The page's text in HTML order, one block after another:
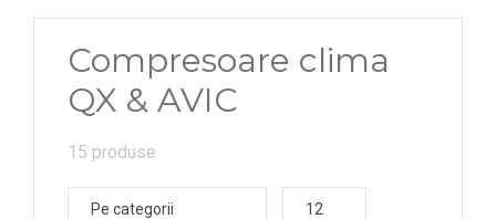
Compresoare clima
QX & AVIC
15 produse
Pe categorii 12